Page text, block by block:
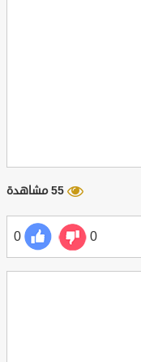
55 مشاهدة
0
0